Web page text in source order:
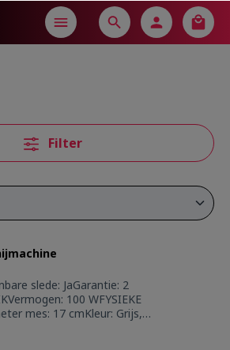
Filter
slede: JaGarantie: 2
100 WFYSIEKE
mes: 17 cmKleur: Grijs,
Inox getand
0 - 15 mmMet